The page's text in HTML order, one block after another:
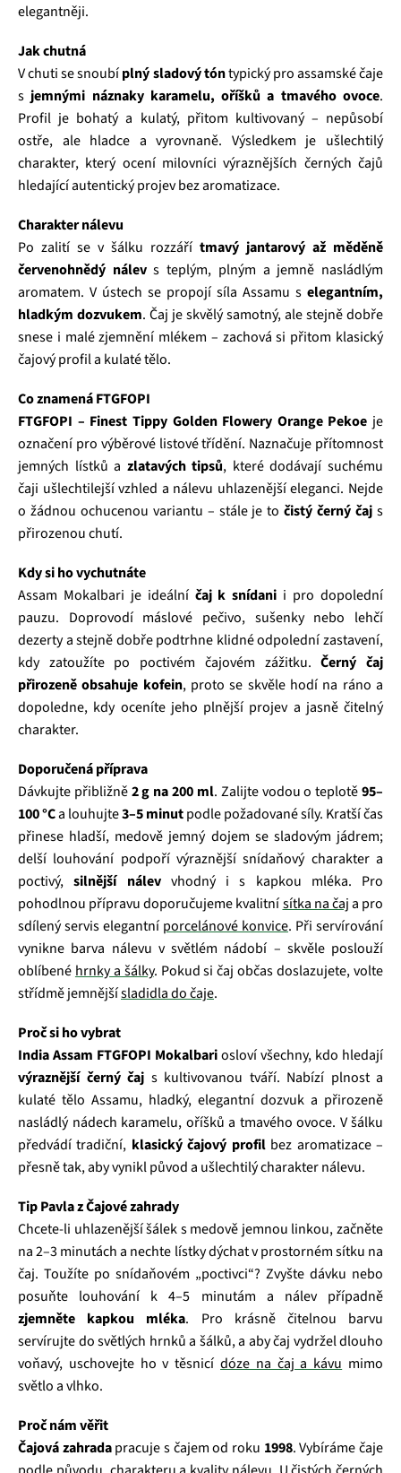
elegantněji.
Jak chutná
V chuti se snoubíplný sladový tóntypický pro assamské čaje
s jemnými náznaky karamelu, oříšků a tmavého ovoce.
Profil je bohatý a kulatý, přitom kultivovaný – nepůsobí
ostře, ale hladce a vyrovnaně. Výsledkem je ušlechtilý
charakter, který ocení milovníci výraznějších černých čajů
hledající autentický projev bez aromatizace.
Charakter nálevu
Po zalití se v šálku rozzáří tmavý jantarový až měděně
červenohnědý nálevs teplým, plným a jemně nasládlým
aromatem. V ústech se propojí síla Assamu s elegantním,
hladkým dozvukem. Čaj je skvělý samotný, ale stejně dobře
snese i malé zjemnění mlékem – zachová si přitom klasický
čajový profil a kulaté tělo.
Co znamená FTGFOPI
FTGFOPI – Finest Tippy Golden Flowery Orange Pekoe je
označení pro výběrové listové třídění. Naznačuje přítomnost
jemných lístků a zlatavých tipsů, které dodávají suchému
čaji ušlechtilejší vzhled a nálevu uhlazenější eleganci. Nejde
o žádnou ochucenou variantu – stále je točistý černý čaj s
přirozenou chutí.
Kdy si ho vychutnáte
Assam Mokalbari je ideální čaj k snídani i pro dopolední
pauzu. Doprovodí máslové pečivo, sušenky nebo lehčí
dezerty a stejně dobře podtrhne klidné odpolední zastavení,
kdy zatoužíte po poctivém čajovém zážitku.Černý čaj
přirozeně obsahuje kofein, proto se skvěle hodí na ráno a
dopoledne, kdy oceníte jeho plnější projev a jasně čitelný
charakter.
Doporučená příprava
Dávkujte přibližně2 g na 200 ml. Zalijte vodou o teplotě95–
100 °Ca louhujte3–5 minutpodle požadované síly. Kratší čas
přinese hladší, medově jemný dojem se sladovým jádrem;
delší louhování podpoří výraznější snídaňový charakter a
poctivý,silnější nálevvhodný i s kapkou mléka. Pro
pohodlnou přípravu doporučujeme kvalitnísítka na čaja pro
sdílený servis elegantní porcelánové konvice. Při servírování
vynikne barva nálevu v světlém nádobí – skvěle poslouží
oblíbené hrnky a šálky. Pokud si čaj občas doslazujete, volte
střídmě jemnějšísladidla do čaje.
Proč si ho vybrat
India Assam FTGFOPI Mokalbariosloví všechny, kdo hledají
výraznější černý čaj s kultivovanou tváří. Nabízí plnost a
kulaté tělo Assamu, hladký, elegantní dozvuk a přirozeně
nasládlý nádech karamelu, oříšků a tmavého ovoce. V šálku
předvádí tradiční, klasický čajový profilbez aromatizace –
přesně tak, aby vynikl původ a ušlechtilý charakter nálevu.
Tip Pavla z Čajové zahrady
Chcete-li uhlazenější šálek s medově jemnou linkou, začněte
na 2–3 minutách a nechte lístky dýchat v prostorném sítku na
čaj. Toužíte po snídaňovém „poctivci“? Zvyšte dávku nebo
posuňte louhování k 4–5 minutám a nálev případně
zjemněte kapkou mléka. Pro krásně čitelnou barvu
servírujte do světlých hrnků a šálků, a aby čaj vydržel dlouho
voňavý, uschovejte ho v těsnicí dóze na čaj a kávu mimo
světlo a vlhko.
Proč nám věřit
Čajová zahradapracuje s čajem od roku 1998. Vybíráme čaje